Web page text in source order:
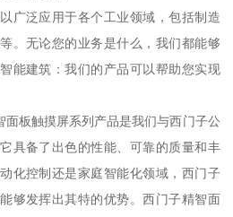
广泛应用于各个工业领域，包括制造
。无论您的业务是什么，我们都能够
能建筑：我们的产品可以帮助您实现
触摸屏系列产品是我们与西门子公
具备了出色的性能、可靠的质量和丰
化控制还是家庭智能化领域，西门子
够发挥出其特的优势。西门子精智面